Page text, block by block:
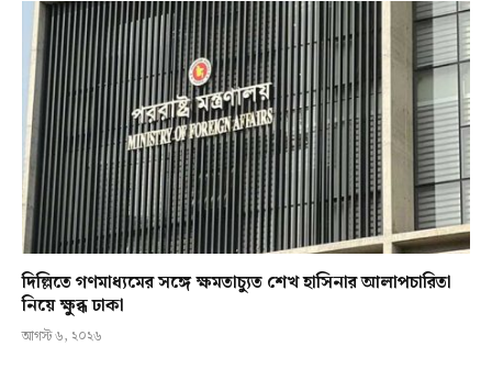
দিল্লিতে গণমাধ্যমের সঙ্গে ক্ষমতাচ্যুত শেখ হাসিনার আলাপচারিতা
নিয়ে ক্ষুব্ধ ঢাকা
আগস্ট ৬, ২০২৬